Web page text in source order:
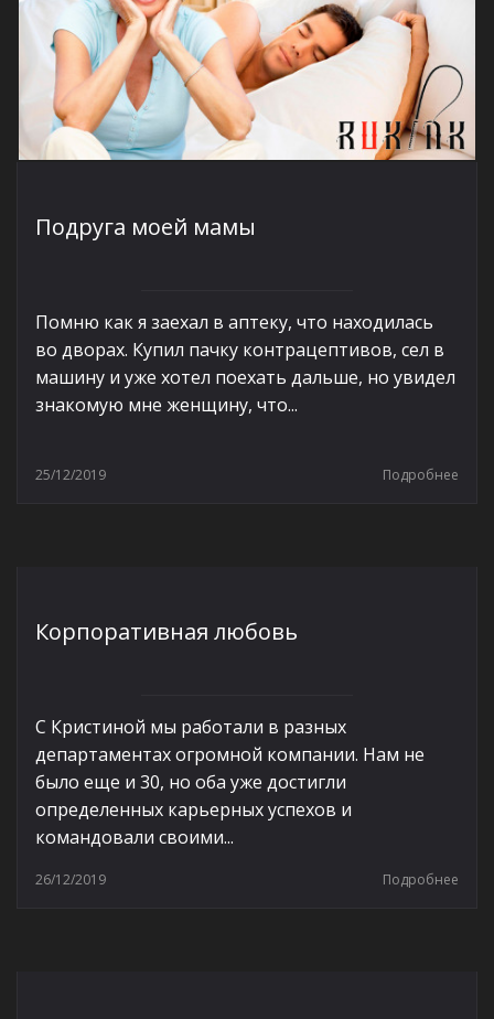
Подруга моей мамы
Помню как я заехал в аптеку, что находилась
во дворах. Купил пачку контрацептивов, сел в
машину и уже хотел поехать дальше, но увидел
знакомую мне женщину, что...
25/12/2019 Подробнее
Корпоративная любовь
С Кристиной мы работали в разных
департаментах огромной компании. Нам не
было еще и 30, но оба уже достигли
определенных карьерных успехов и
командовали своими...
26/12/2019 Подробнее